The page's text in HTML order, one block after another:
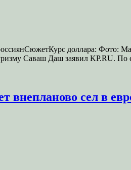
доллара: Фото:
Саваш Даш заявил KP.RU.
сел в